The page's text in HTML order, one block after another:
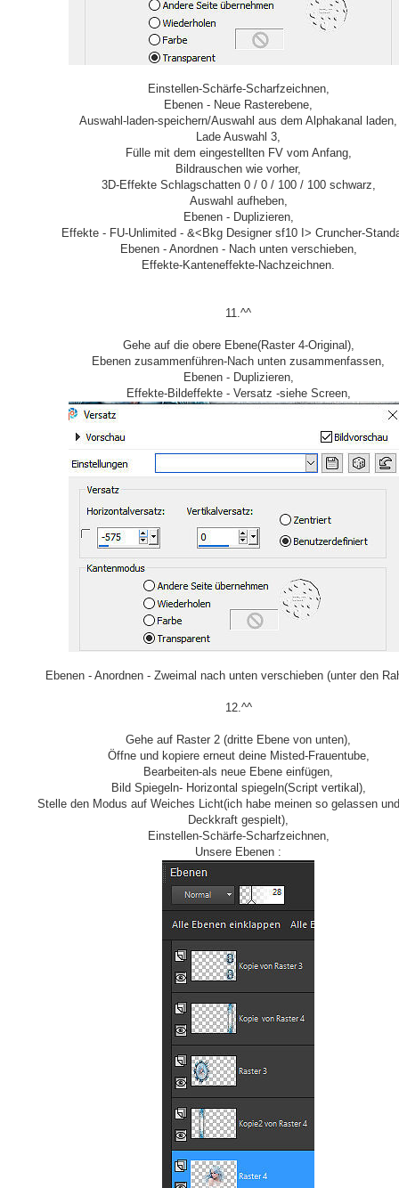
Einstellen-Schärfe-Scharfzeichnen,
Ebenen - Neue Rasterebene,
Auswahl-laden-speichern/Auswahl aus dem Alphakanal laden,
Lade Auswahl 3,
Fülle mit dem eingestellten FV vom Anfang,
Bildrauschen wie vorher,
3D-Effekte Schlagschatten 0 / 0 / 100 / 100 schwarz,
Auswahl aufheben,
Ebenen - Duplizieren,
Effekte - FU-Unlimited - &<Bkg Designer sf10 I> Cruncher-
Ebenen - Anordnen - Nach unten verschieben,
Effekte-Kanteneffekte-Nachzeichnen.
11.^^
Gehe auf die obere Ebene(Raster 4-Original),
Ebenen zusammenführen-Nach unten zusammenfassen,
Ebenen - Duplizieren,
Effekte-Bildeffekte - Versatz -siehe Screen,
Ebenen - Anordnen - Zweimal nach unten verschieben (unter den
12.^^
Gehe auf Raster 2 (dritte Ebene von unten),
Öffne und kopiere erneut deine Misted-Frauentube,
Bearbeiten-als neue Ebene einfügen,
Bild Spiegeln- Horizontal spiegeln(Script vertikal),
Stelle den Modus auf Weiches Licht(ich habe meinen so gelassen
Deckkraft gespielt),
Einstellen-Schärfe-Scharfzeichnen,
Unsere Ebenen :